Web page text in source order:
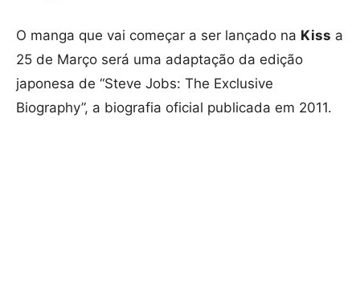
O manga que vai começar a ser lançado na Kiss a
25 de Março será uma adaptação da edição
japonesa de “Steve Jobs: The Exclusive
Biography”, a biografia oficial publicada em 2011.